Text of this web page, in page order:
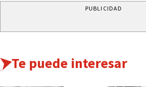
PUBLICIDAD
Te puede interesar